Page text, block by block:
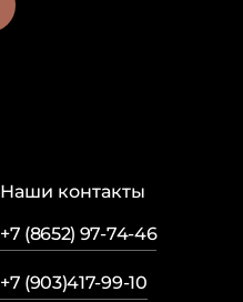
Наши контакты
+7 (8652) 97-74-46
+7 (903)417-99-10